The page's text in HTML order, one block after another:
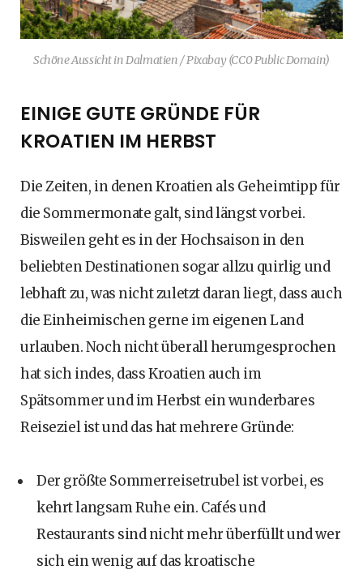
Schöne Aussicht in Dalmatien / Pixabay (CC0 Public Domain)
EINIGE GUTE GRÜNDE FÜR
KROATIEN IM HERBST
Die Zeiten, in denen Kroatien als Geheimtipp für
die Sommermonate galt, sind längst vorbei.
Bisweilen geht es in der Hochsaison in den
beliebten Destinationen sogar allzu quirlig und
lebhaft zu, was nicht zuletzt daran liegt, dass auch
die Einheimischen gerne im eigenen Land
urlauben. Noch nicht überall herumgesprochen
hat sich indes, dass Kroatien auch im
Spätsommer und im Herbst ein wunderbares
Reiseziel ist und das hat mehrere Gründe:
Der größte Sommerreisetrubel ist vorbei, es
kehrt langsam Ruhe ein. Cafés und
Restaurants sind nicht mehr überfüllt und wer
sich ein wenig auf das kroatische